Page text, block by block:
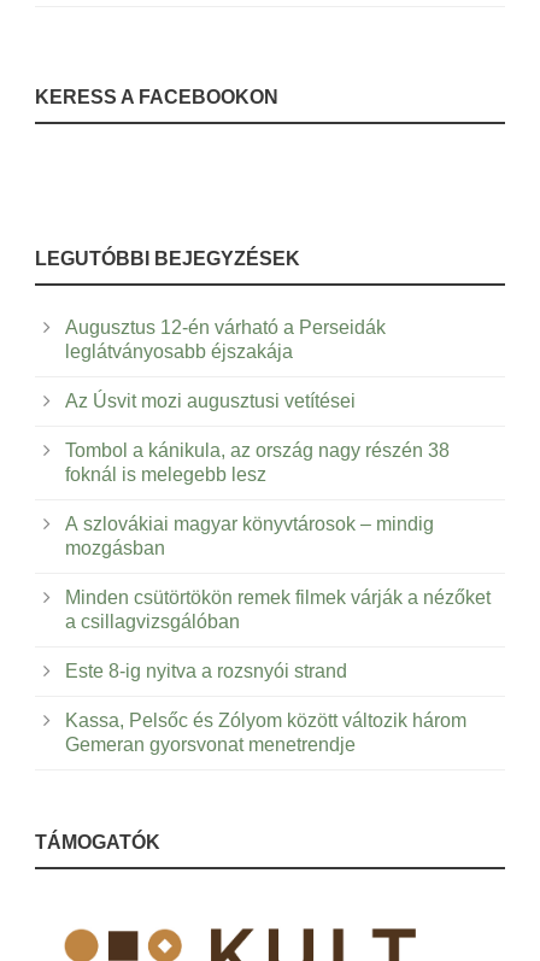
KERESS A FACEBOOKON
LEGUTÓBBI BEJEGYZÉSEK
Augusztus 12-én várható a Perseidák
leglátványosabb éjszakája
Az Úsvit mozi augusztusi vetítései
Tombol a kánikula, az ország nagy részén 38
foknál is melegebb lesz
A szlovákiai magyar könyvtárosok – mindig
mozgásban
Minden csütörtökön remek filmek várják a nézőket
a csillagvizsgálóban
Este 8-ig nyitva a rozsnyói strand
Kassa, Pelsőc és Zólyom között változik három
Gemeran gyorsvonat menetrendje
TÁMOGATÓK